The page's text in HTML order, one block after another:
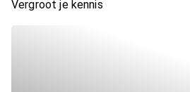
Vergroot je kennis